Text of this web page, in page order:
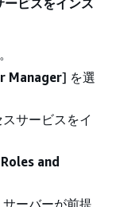
ビスをインス
Manager] を選
サービスをイ
and